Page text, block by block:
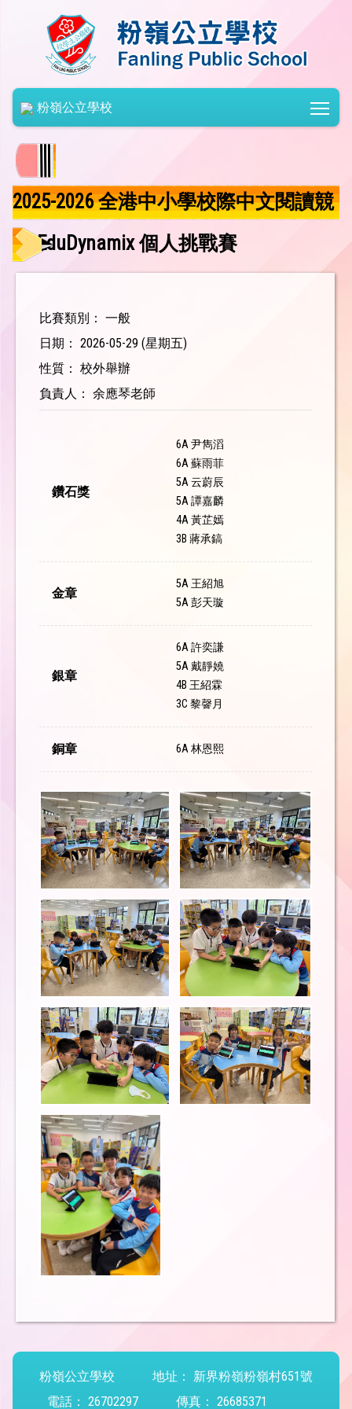
粉嶺公立學校
2025-2026 全港中小學校際中文閱讀競
賽 EduDynamix 個人挑戰賽
比賽類別： 一般
日期： 2026-05-29 (星期五)
性質： 校外舉辦
負責人： 余應琴老師
鑽石獎
6A 尹雋滔
6A 蘇雨菲
5A 云蔚辰
5A 譚嘉麟
4A 黃芷嫣
3B 蔣承鎬
金章
5A 王紹旭
5A 彭天璇
銀章
6A 許奕謙
5A 戴靜嬈
4B 王紹霖
3C 黎韾月
銅章 6A 林恩熙
粉嶺公立學校 地址：
新界粉嶺粉嶺村651號
電話： 26702297 傳真： 26685371